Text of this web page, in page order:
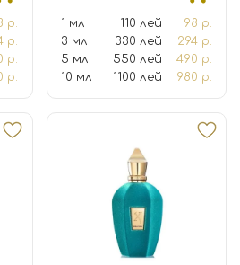
р.
р.
р.
р.
1 мл 110 лей
98 р.
3 мл
330 лей
294 р.
5 мл
550 лей
490 р.
10 мл
1100 лей 980 р.